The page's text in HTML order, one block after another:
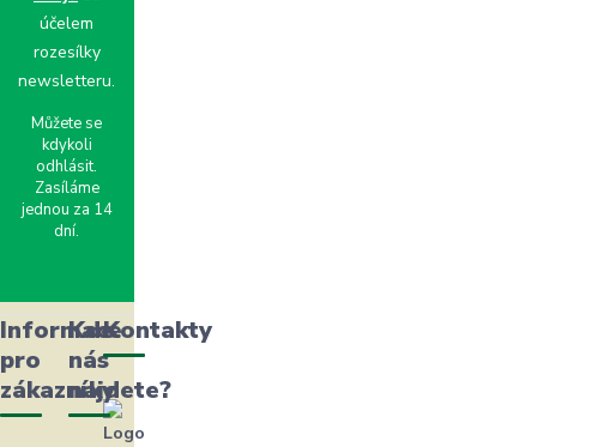
účelem
rozesílky
newsletteru.
Můžete se
kdykoli
odhlásit.
Zasíláme
jednou za 14
dní.
Informace
pro
zákazníky
Kde
nás
najdete?
Kontakty